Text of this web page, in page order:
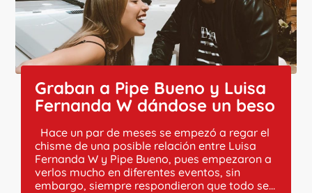
Graban a Pipe Bueno y Luisa
Fernanda W dándose un beso
Hace un par de meses se empezó a regar el
chisme de una posible relación entre Luisa
Fernanda W y Pipe Bueno, pues empezaron a
verlos mucho en diferentes eventos, sin
embargo, siempre respondieron que todo se...